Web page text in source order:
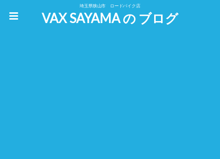
埼玉県狭山市 ロードバイク店
VAX SAYAMA の ブログ